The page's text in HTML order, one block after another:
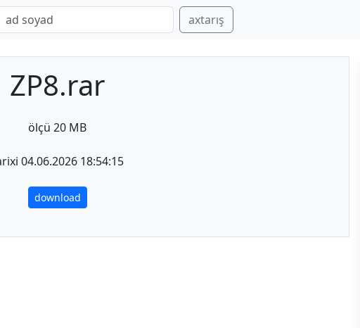
axtarış
ZP8.rar
ölçü 20 MB
04.06.2026 18:54:15
download